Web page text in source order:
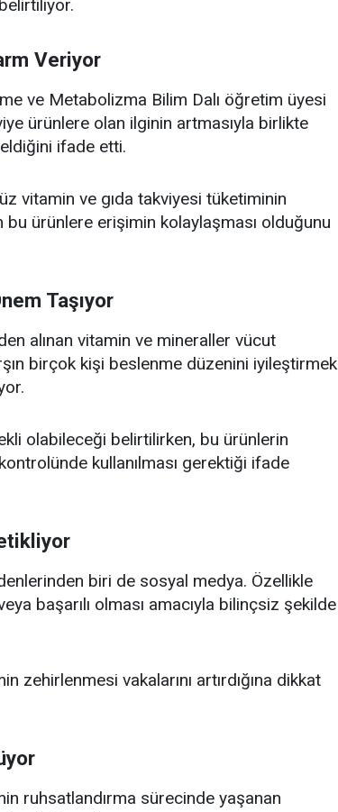
Veriyor
ve Metabolizma Bilim Dalı öğretim üyesi
ürünlere olan ilginin artmasıyla birlikte
ifade etti.
vitamin ve gıda takviyesi tüketiminin
bu ürünlere erişimin kolaylaşması olduğunu
Taşıyor
alınan vitamin ve mineraller vücut
birçok kişi beslenme düzenini iyileştirmek
olabileceği belirtilirken, bu ürünlerin
kullanılması gerektiği ifade
biri de sosyal medya. Özellikle
başarılı olması amacıyla bilinçsiz şekilde
vakalarını artırdığına dikkat
ruhsatlandırma sürecinde yaşanan